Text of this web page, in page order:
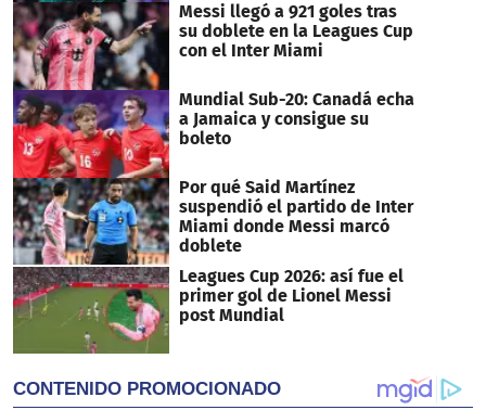
Messi llegó a 921 goles tras
su doblete en la Leagues Cup
con el Inter Miami
Mundial Sub-20: Canadá echa
a Jamaica y consigue su
boleto
Por qué Said Martínez
suspendió el partido de Inter
Miami donde Messi marcó
doblete
Leagues Cup 2026: así fue el
primer gol de Lionel Messi
post Mundial